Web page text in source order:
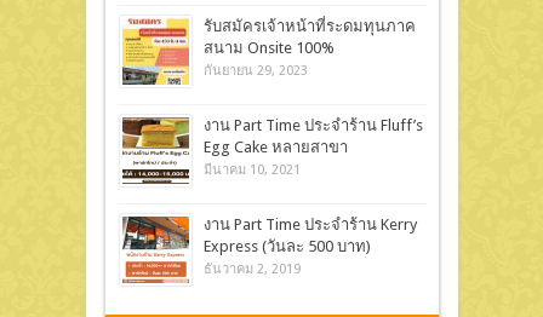
รับสมัครเจ้าหน้าที่ระดมทุนภาค
สนาม Onsite 100%
กันยายน 29, 2023
งาน Part Time ประจำร้าน Fluff’s
Egg Cake หลายสาขา
มีนาคม 10, 2021
งาน Part Time ประจำร้าน Kerry
Express (วันละ 500 บาท)
ธันวาคม 2, 2019